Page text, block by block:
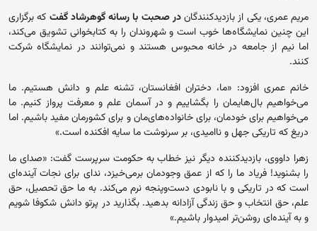
مریم عمری، یکی از بازدیدکنندگاندر صحبت با رسانه گوهرشاد گفت که برگزاری
این چنین نمایشگاه‌ها خوب است و شهروندان را به کتابخوانی تشویق می‌کند،
اما نیم از جامعه در خانه محبوس هستند و نمی‌توانند در نمایشگاه شرکت
کنند.
خانم عمری افزود: «ما، دختران افغانستان، تشنه علم و دانش هستیم. ما
می‌خواهیم بال‌هایمان را بگشاییم و در آسمان علم و معرفت پرواز کنیم. ما
می‌خواهیم برای خودمان، برای خانواده‌های‌مان و برای کشورمان مفید باشیم. اما
دریغ که تاریکی جهل و ناامیدی، بر سرنوشت ما سایه افکنده است.»
زهرا داووی، بازدیدکننده دیگر نیز خطاب به حکومت سرپرست گفت: «صدای ما
را بشنوید! فریاد ما را که از عمق وجودمان برمی‌خیزد، ندای برای نجات آینده‌ای
است که در تاریکی و با نابودی دست‌وپنجه نرم می‌کند. به ما حق تحصیل، حق
علم، حق انتخاب و حق زندگی آزادانه بدهید. بگذارید در پرتو دانش شکوفا شویم
و به آینده‌ای روشن‌تر امیدوار باشیم.»